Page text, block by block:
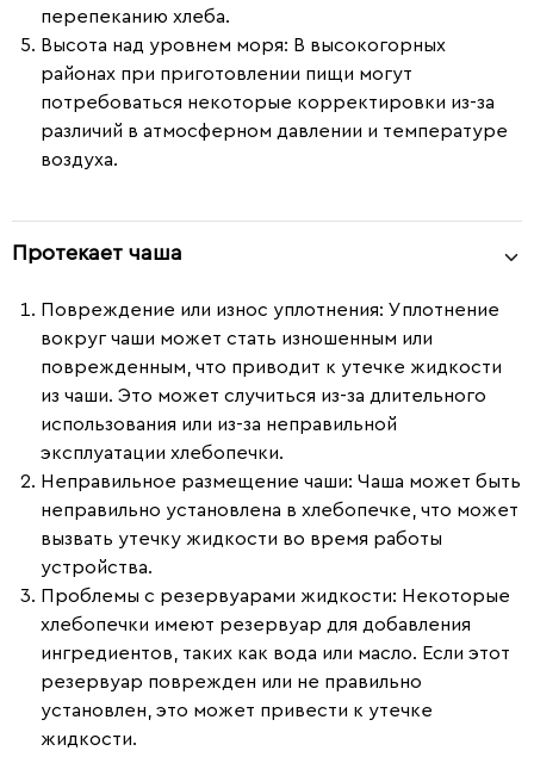
перепеканию хлеба.
Высота над уровнем моря: В высокогорных
районах при приготовлении пищи могут
потребоваться некоторые корректировки из-за
различий в атмосферном давлении и температуре
воздуха.
Протекает чаша
Повреждение или износ уплотнения: Уплотнение
вокруг чаши может стать изношенным или
поврежденным, что приводит к утечке жидкости
из чаши. Это может случиться из-за длительного
использования или из-за неправильной
эксплуатации хлебопечки.
Неправильное размещение чаши: Чаша может быть
неправильно установлена в хлебопечке, что может
вызвать утечку жидкости во время работы
устройства.
Проблемы с резервуарами жидкости: Некоторые
хлебопечки имеют резервуар для добавления
ингредиентов, таких как вода или масло. Если этот
резервуар поврежден или не правильно
установлен, это может привести к утечке
жидкости.